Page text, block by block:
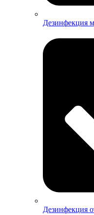
Дезинфекция
Дезинфекция